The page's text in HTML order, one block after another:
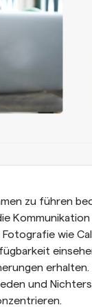
zu führen
wie
und